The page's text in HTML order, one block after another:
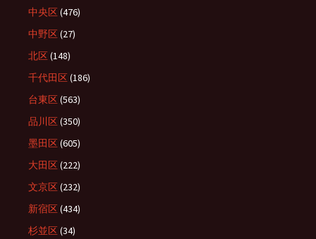
中央区(476)
中野区(27)
北区(148)
千代田区(186)
台東区(563)
品川区(350)
墨田区(605)
大田区(222)
文京区(232)
新宿区(434)
杉並区(34)